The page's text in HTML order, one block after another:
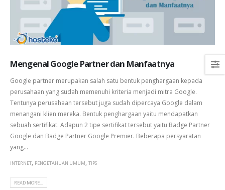
Mengenal Google Partner dan Manfaatnya
Google partner merupakan salah satu bentuk penghargaan kepada
perusahaan yang sudah memenuhi kriteria menjadi mitra Google.
Tentunya perusahaan tersebut juga sudah dipercaya Google dalam
menangani klien mereka. Bentuk penghargaan yaitu mendapatkan
sebuah sertifikat. Adapun 2 tipe sertifikat tersebut yaitu Badge Partner
Google dan Badge Partner Google Premier. Beberapa persyaratan
yang...
INTERNET PENGETAHUAN UMUM TIPS
READ MORE...